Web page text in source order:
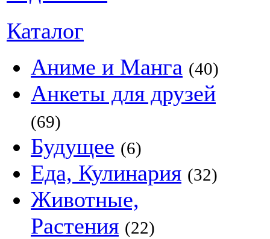
Каталог
Аниме и Манга (40)
Анкеты для друзей
(69)
Будущее (6)
Еда, Кулинария (32)
Животные,
Растения (22)